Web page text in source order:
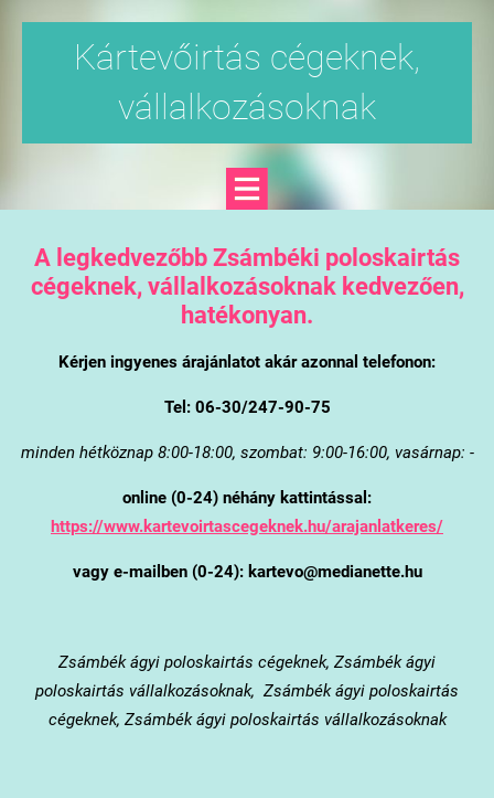
Kártevőirtás cégeknek,
vállalkozásoknak
A legkedvezőbb Zsámbéki poloskairtás
cégeknek, vállalkozásoknak kedvezően,
hatékonyan.
Kérjen ingyenes árajánlatot akár azonnal telefonon:
Tel: 06-30/247-90-75
minden hétköznap 8:00-18:00, szombat: 9:00-16:00, vasárnap: -
online (0-24) néhány kattintással:
https://www.kartevoirtascegeknek.hu/arajanlatkeres/
vagy e-mailben (0-24): kartevo@medianette.hu
Zsámbékágyi poloskairtás cégeknek, Zsámbék ágyi
poloskairtás vállalkozásoknak, Zsámbék ágyi poloskairtás
cégeknek, Zsámbék ágyi poloskairtás vállalkozásoknak